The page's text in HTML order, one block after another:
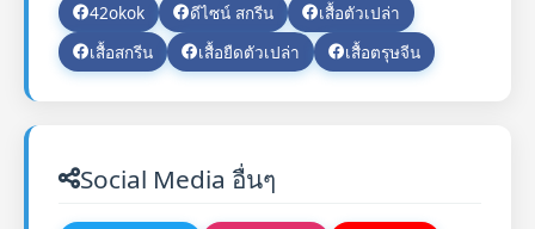
42okok ดีไซน์ สกรีน
เสื้อตัวเปล่า
เสื้อสกรีน
เสื้อยืดตัวเปล่า เสื้อตรุษจีน
Social Media อื่นๆ